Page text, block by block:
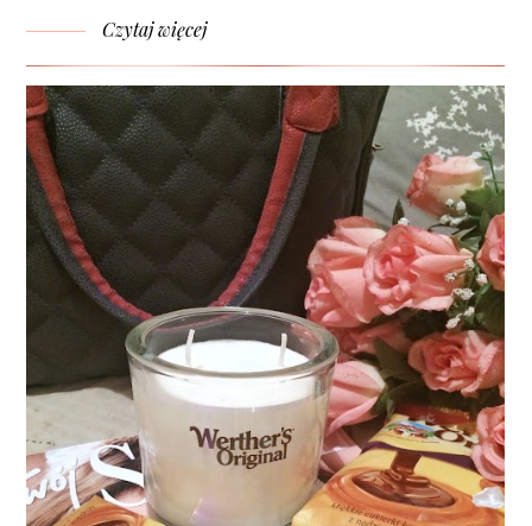
Czytaj więcej